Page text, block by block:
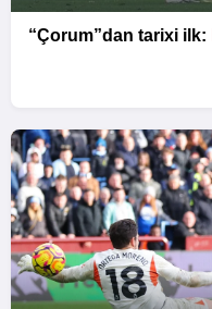
“Çorum”dan tarixi ilk: